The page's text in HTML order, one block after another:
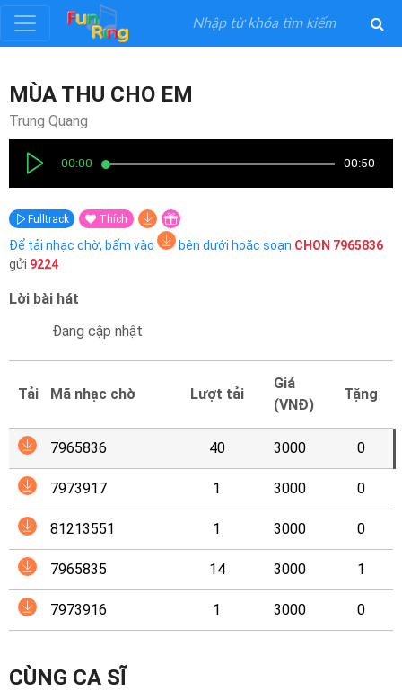
Đăng
ký
nhập
Thể
Loại
Nghệ
Mại
Hướng
Dẫn
Funring
Doanh
Nghiệp
MÙA THU CHO EM
Trung Quang
00:00 00:50
Fulltrack Thích
Để tải nhạc chờ, bấm vào bên dưới hoặc soạn CHON 7965836
gửi 9224
Lời bài hát
Đang cập nhật
Tải Mã nhạc chờ Lượt tải
Giá
(VNĐ)
Tặng
7965836 40 3000 0
7973917 1 3000 0
81213551 1 3000 0
7965835 14 3000 1
7973916 1 3000 0
CÙNG CA SĨ